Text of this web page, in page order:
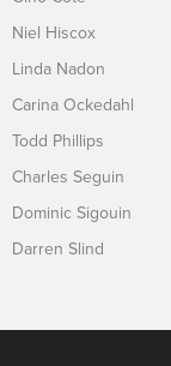
Niel Hiscox
Linda Nadon
Carina Ockedahl
Todd Phillips
Charles Seguin
Dominic Sigouin
Darren Slind